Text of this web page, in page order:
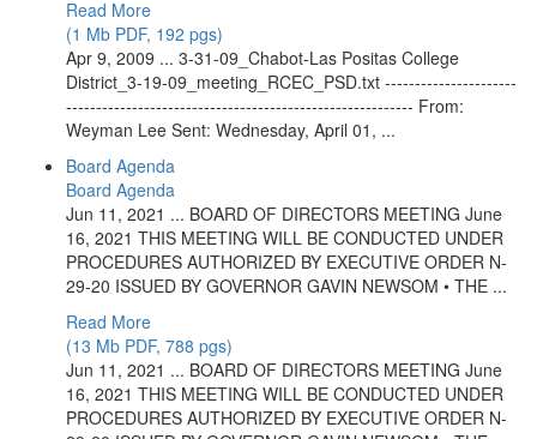
Read More
(1 Mb PDF, 192 pgs)
Apr 9, 2009 ... 3-31-09_Chabot-Las Positas College
District_3-19-09_meeting_RCEC_PSD.txt ----------------------
---------------------------------------------------------- From:
Weyman Lee Sent: Wednesday, April 01, ...
Board Agenda
Board Agenda
Jun 11, 2021 ... BOARD OF DIRECTORS MEETING June
16, 2021 THIS MEETING WILL BE CONDUCTED UNDER
PROCEDURES AUTHORIZED BY EXECUTIVE ORDER N-
29-20 ISSUED BY GOVERNOR GAVIN NEWSOM • THE ...
Read More
(13 Mb PDF, 788 pgs)
Jun 11, 2021 ... BOARD OF DIRECTORS MEETING June
16, 2021 THIS MEETING WILL BE CONDUCTED UNDER
PROCEDURES AUTHORIZED BY EXECUTIVE ORDER N-